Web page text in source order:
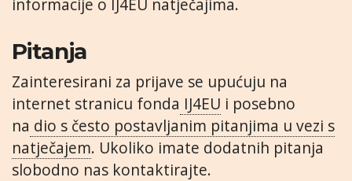
informacije o IJ4EU natječajima.
Pitanja
Zainteresirani za prijave se upućuju na
internet stranicu fonda IJ4EU i posebno
na dio s često postavljanim pitanjima u vezi s
natječajem. Ukoliko imate dodatnih pitanja
slobodno nas kontaktirajte.